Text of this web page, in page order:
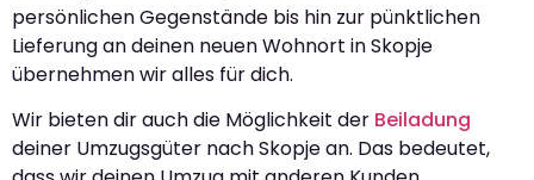
persönlichen Gegenstände bis hin zur pünktlichen
Lieferung an deinen neuen Wohnort in Skopje
übernehmen wir alles für dich.
Wir bieten dir auch die Möglichkeit der Beiladung
deiner Umzugsgüter nach Skopje an. Das bedeutet,